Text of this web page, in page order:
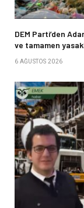
DEM Parti’den
ve tamamen
6 AĞUSTOS 2026